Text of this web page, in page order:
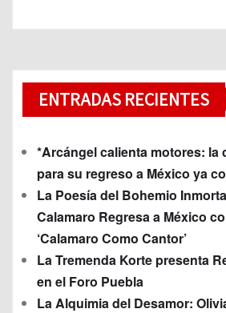
ENTRADAS RECIENTES
*Arcángel calienta motores: la
para su regreso a México ya
La Poesía del Bohemio
Calamaro Regresa a México
‘Calamaro Como Cantor’
La Tremenda Korte presenta
en el Foro Puebla
La Alquimia del Desamor: